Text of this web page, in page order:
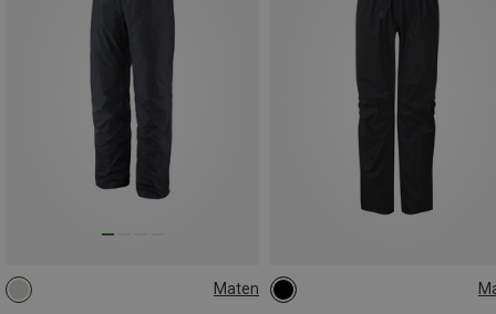
Maten